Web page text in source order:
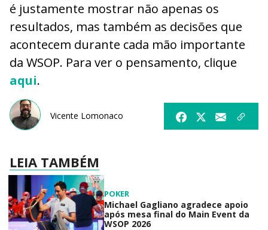
é justamente mostrar não apenas os
resultados, mas também as decisões que
acontecem durante cada mão importante
da WSOP. Para ver o pensamento, clique
aqui.
Vicente Lomonaco
LEIA TAMBÉM
POKER
Michael Gagliano agradece apoio
após mesa final do Main Event da
WSOP 2026